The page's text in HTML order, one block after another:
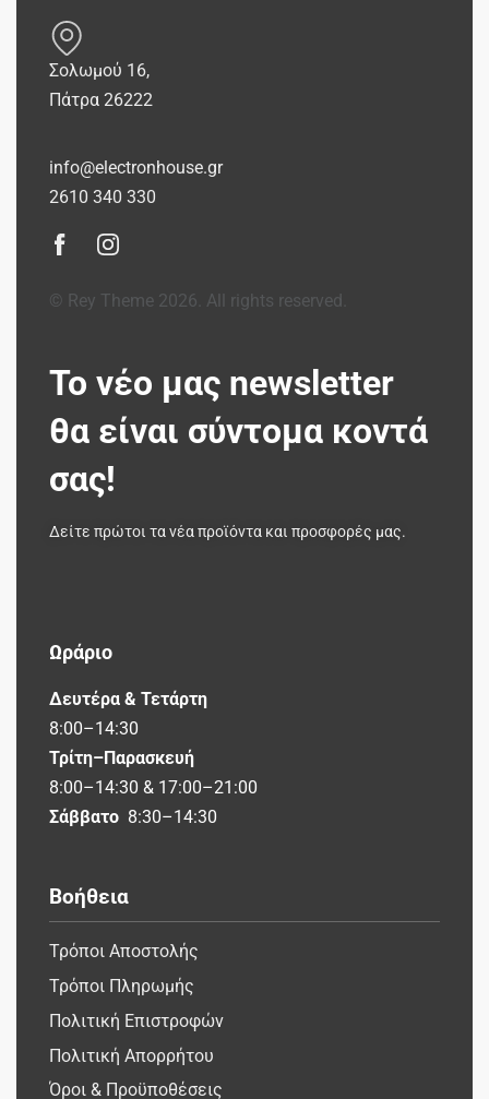
Σολωμού 16,
Πάτρα 26222
info@electronhouse.gr
2610 340 330
© Rey Theme 2026. All rights reserved.
Το νέο μας newsletter
θα είναι σύντομα κοντά
σας!
Δείτε πρώτοι τα νέα προϊόντα και προσφορές μας.
Ωράριο
Δευτέρα & Τετάρτη
8:00–14:30
Τρίτη–Παρασκευή
8:00–14:30 & 17:00–21:00
Σάββατο 8:30–14:30
Βοήθεια
Τρόποι Αποστολής
Τρόποι Πληρωμής
Πολιτική Επιστροφών
Πολιτική Απορρήτου
Όροι & Προϋποθέσεις